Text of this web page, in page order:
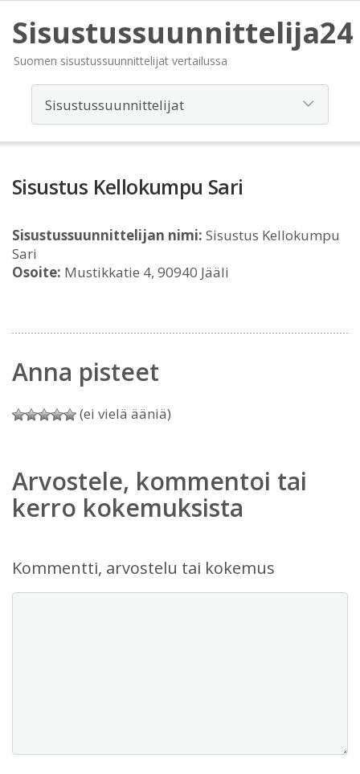
Sisustussuunnittelija24
Suomen sisustussuunnittelijat vertailussa
Sisustus Kellokumpu Sari
Sisustussuunnittelijan nimi: Sisustus Kellokumpu
Sari
Osoite: Mustikkatie 4, 90940 Jääli
Anna pisteet
(ei vielä ääniä)
Arvostele, kommentoi tai
kerro kokemuksista
Kommentti, arvostelu tai kokemus